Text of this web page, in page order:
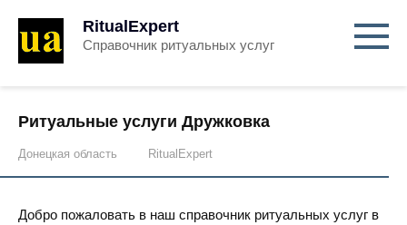
RitualExpert
Справочник ритуальных услуг
Ритуальные услуги Дружковка
Донецкая область RitualExpert
Добро пожаловать в наш справочник ритуальных услуг в